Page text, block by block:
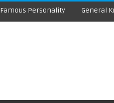
Famous Personality General